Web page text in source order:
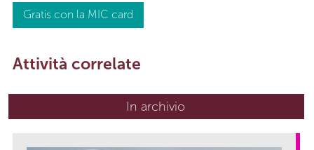
Gratis con la MIC card
Attività correlate
In archivio